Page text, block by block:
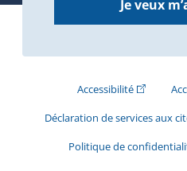
Je veux
Accessibilité(Cet
Déclaration de services aux
Politique de